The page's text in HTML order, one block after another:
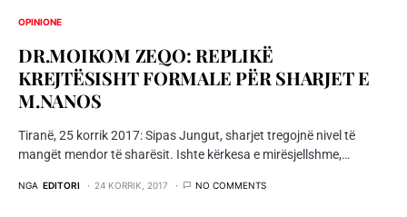
OPINIONE
DR.MOIKOM ZEQO: REPLIKË
KREJTËSISHT FORMALE PËR SHARJET E
M.NANOS
Tiranë, 25 korrik 2017: Sipas Jungut, sharjet tregojnë nivel të
mangët mendor të sharësit. Ishte kërkesa e mirësjellshme,…
NGA EDITORI 24 KORRIK, 2017 NO COMMENTS